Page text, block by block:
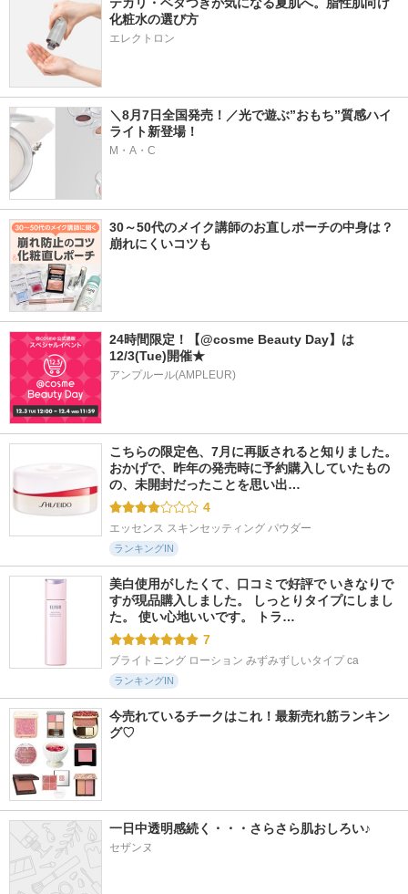
化粧水の選び方
エレクトロン
＼8月7日全国発売！／光で遊ぶ”おもち”質感ハイ
ライト新登場！
M・A・C
30～50代のメイク講師のお直しポーチの中身は？
崩れにくいコツも
24時間限定！【@cosme Beauty Day】は
12/3(Tue)開催★
アンプルール(AMPLEUR)
こちらの限定色、7月に再販されると知りました。
おかげで、昨年の発売時に予約購入していたもの
の、未開封だったことを思い出…
4
エッセンス スキンセッティング パウダー
ランキングIN
美白使用がしたくて、口コミで好評で いきなりで
すが現品購入しました。 しっとりタイプにしまし
た。 使い心地いいです。 トラ…
7
ブライトニング ローション みずみずしいタイプ ca
ランキングIN
今売れているチークはこれ！最新売れ筋ランキン
グ♡
一日中透明感続く・・・さらさら肌おしろい♪
セザンヌ